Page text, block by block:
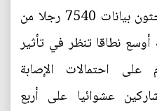
ولإجراء الدراسة فحص الباحثون بيانات 7540 رجلا من
نطاقا تنظر في تأثير
على احتمالات الإصابة
عشوائيا على أربع